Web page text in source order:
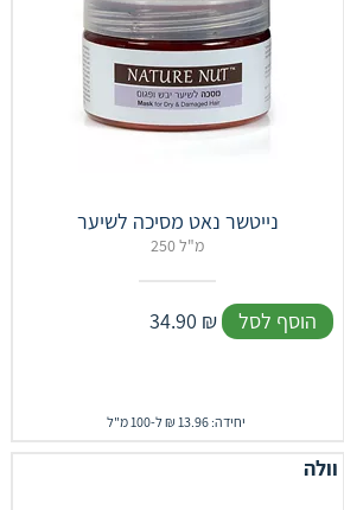
נייטשר נאט מסיכה לשיער
250 מ"ל
34.90 ₪ הוסף לסל
יחידה: 13.96 ₪ ל-100 מ"ל
וולה